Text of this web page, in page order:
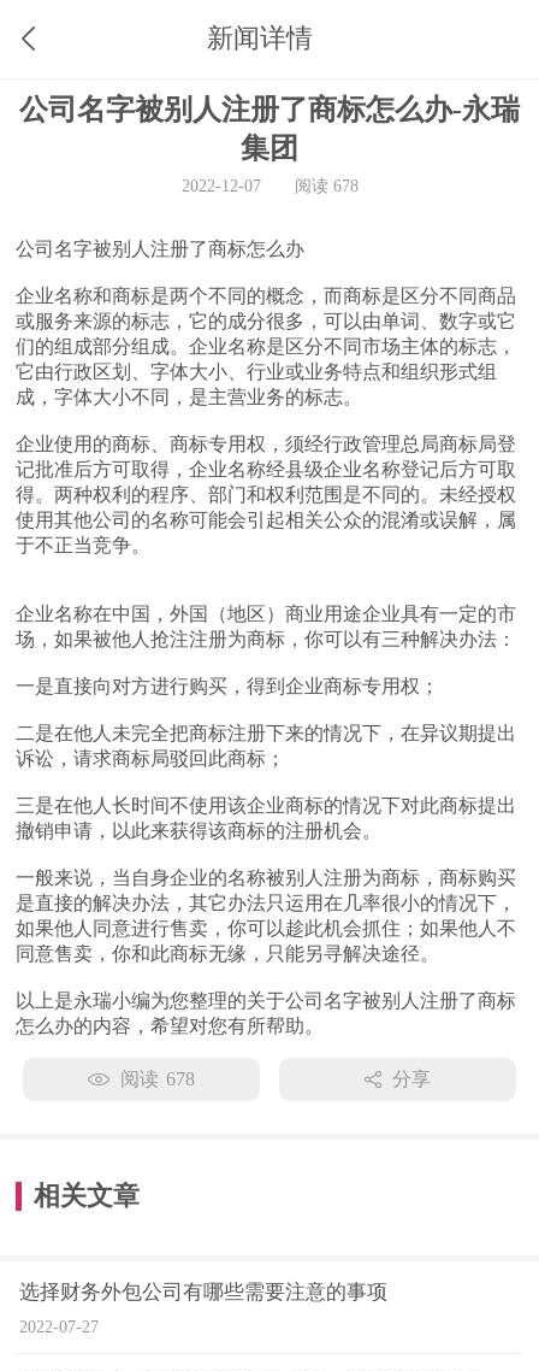
新闻详情
公司名字被别人注册了商标怎么办-永瑞
集团
2022-12-07 阅读 678
公司名字被别人注册了商标怎么办
企业名称和商标是两个不同的概念，而商标是区分不同商品
或服务来源的标志，它的成分很多，可以由单词、数字或它
们的组成部分组成。企业名称是区分不同市场主体的标志，
它由行政区划、字体大小、行业或业务特点和组织形式组
成，字体大小不同，是主营业务的标志。
企业使用的商标、商标专用权，须经行政管理总局商标局登
记批准后方可取得，企业名称经县级企业名称登记后方可取
得。两种权利的程序、部门和权利范围是不同的。未经授权
使用其他公司的名称可能会引起相关公众的混淆或误解，属
于不正当竞争。
企业名称在中国，外国（地区）商业用途企业具有一定的市
场，如果被他人抢注注册为商标，你可以有三种解决办法：
一是直接向对方进行购买，得到企业商标专用权；
二是在他人未完全把商标注册下来的情况下，在异议期提出
诉讼，请求商标局驳回此商标；
三是在他人长时间不使用该企业商标的情况下对此商标提出
撤销申请，以此来获得该商标的注册机会。
一般来说，当自身企业的名称被别人注册为商标，商标购买
是直接的解决办法，其它办法只运用在几率很小的情况下，
如果他人同意进行售卖，你可以趁此机会抓住；如果他人不
同意售卖，你和此商标无缘，只能另寻解决途径。
以上是永瑞小编为您整理的关于公司名字被别人注册了商标
怎么办的内容，希望对您有所帮助。
阅读 678 分享
相关文章
选择财务外包公司有哪些需要注意的事项
2022-07-27